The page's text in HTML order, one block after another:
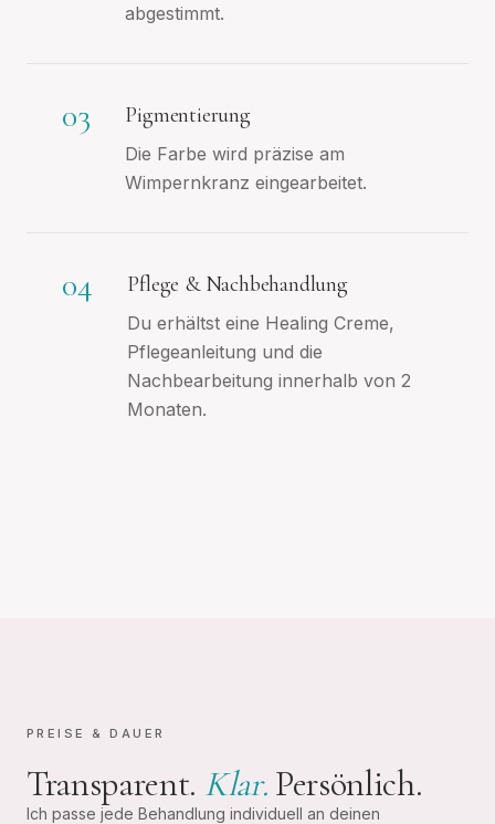
abgestimmt.
03 Pigmentierung
Die Farbe wird präzise am
Wimpernkranz eingearbeitet.
04 Pflege & Nachbehandlung
Du erhältst eine Healing Creme,
Pflegeanleitung und die
Nachbearbeitung innerhalb von 2
Monaten.
PREISE & DAUER
Transparent. Klar. Persönlich.
Ich passe jede Behandlung individuell an deinen